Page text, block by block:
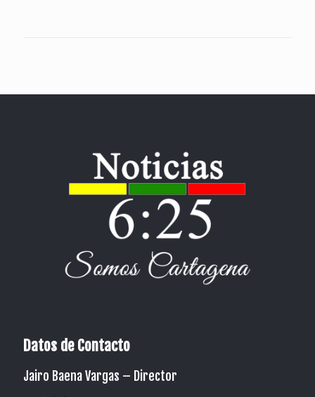
Datos de Contacto
Jairo Baena Vargas – Director